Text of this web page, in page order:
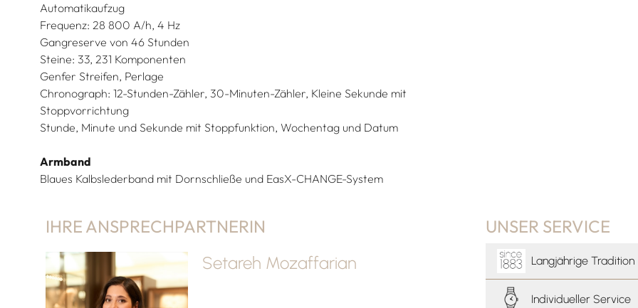
Automatikaufzug
Frequenz: 28 800 A/h, 4 Hz
Gangreserve von 46 Stunden
Steine: 33, 231 Komponenten
Genfer Streifen, Perlage
Chronograph: 12-Stunden-Zähler, 30-Minuten-Zähler, Kleine Sekunde mit
Stoppvorrichtung
Stunde, Minute und Sekunde mit Stoppfunktion, Wochentag und Datum
Armband
Blaues Kalbslederband mit Dornschließe und EasX-CHANGE-System
IHRE ANSPRECHPARTNERIN
Setareh Mozaffarian
UNSER SERVICE
Langjährige Tradition
Individueller Service